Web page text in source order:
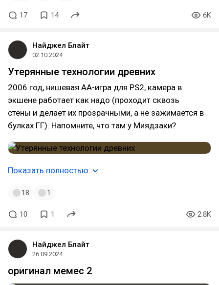
17 14 6K
Найджел Блайт
02.10.2024
Утерянные технологии древних
2006 год, нишевая АА-игра для PS2, камера в
экшене работает как надо (проходит сквозь
стены и делает их прозрачными, а не зажимается в
булках ГГ). Напомните, что там у Миядзаки?
Показать полностью
18 1
10 1 2.8K
Найджел Блайт
26.09.2024
оригинал мемес 2